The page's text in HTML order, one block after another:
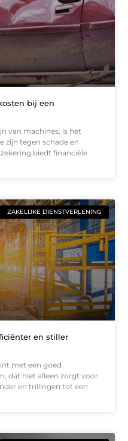
bij een
van machines, is het
zijn tegen schade en
biedt financiële
ZAKELIJKE DIENSTVERLENING
en stiller
met een goed
dat niet alleen zorgt voor
en trillingen tot een